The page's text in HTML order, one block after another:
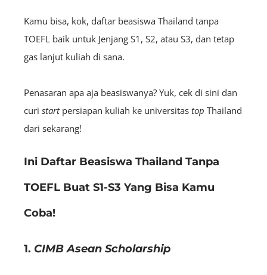
Kamu bisa, kok, daftar beasiswa Thailand tanpa
TOEFL baik untuk Jenjang S1, S2, atau S3, dan tetap
gas lanjut kuliah di sana.
Penasaran apa aja beasiswanya? Yuk, cek di sini dan
curi start persiapan kuliah ke universitas top Thailand
dari sekarang!
Ini Daftar Beasiswa Thailand Tanpa
TOEFL Buat S1-S3 Yang Bisa Kamu
Coba!
1. CIMB Asean Scholarship